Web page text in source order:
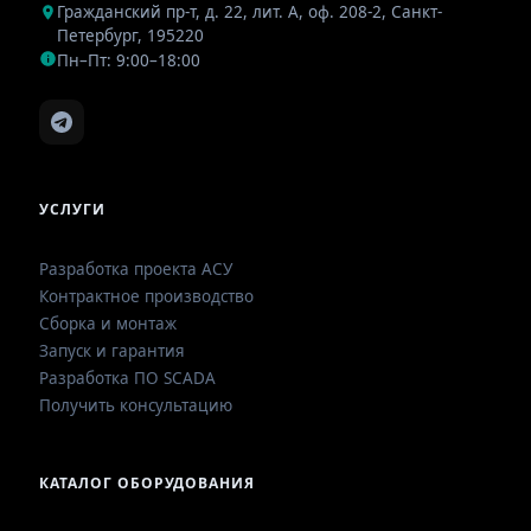
Гражданский пр-т, д. 22, лит. А, оф. 208-2, Санкт-
Петербург, 195220
Пн–Пт: 9:00–18:00
УСЛУГИ
Разработка проекта АСУ
Контрактное производство
Сборка и монтаж
Запуск и гарантия
Разработка ПО SCADA
Получить консультацию
КАТАЛОГ ОБОРУДОВАНИЯ